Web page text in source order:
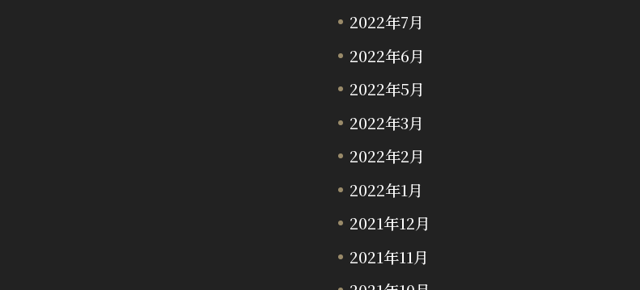
2022年7月
2022年6月
2022年5月
2022年3月
2022年2月
2022年1月
2021年12月
2021年11月